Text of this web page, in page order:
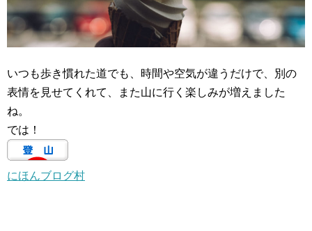
いつも歩き慣れた道でも、時間や空気が違うだけで、別の
表情を見せてくれて、また山に行く楽しみが増えました
ね。
では！
にほんブログ村